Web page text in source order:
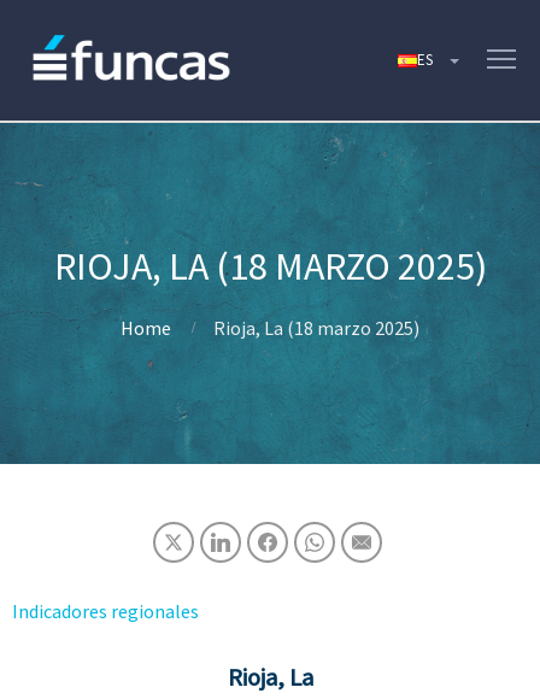
RIOJA, LA (18 MARZO 2025)
Home Rioja, La (18 marzo 2025)
Indicadores regionales
Rioja, La